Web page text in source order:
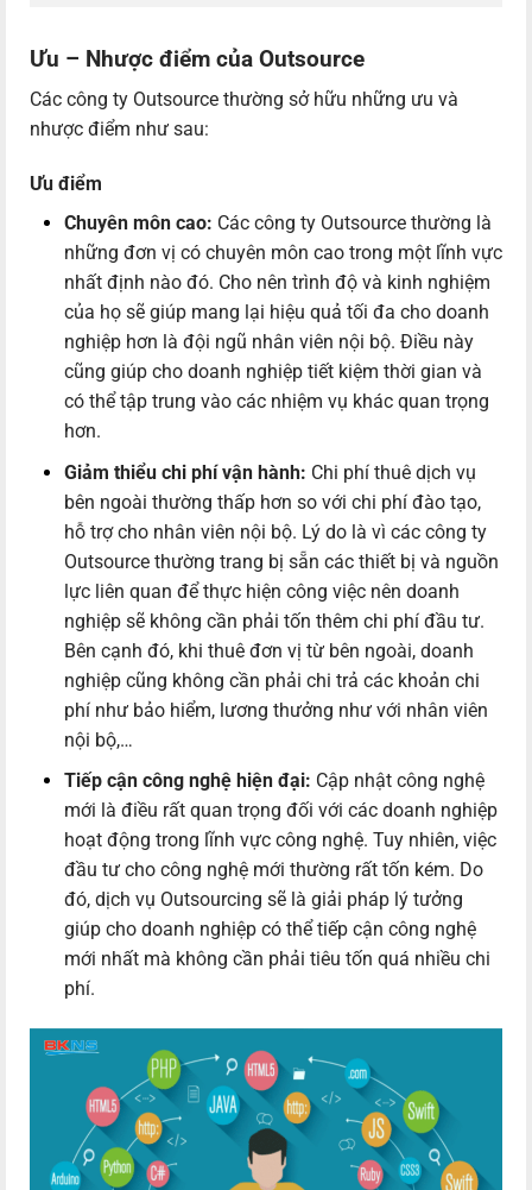
Ưu – Nhược điểm của Outsource
Các công ty Outsource thường sở hữu những ưu và
nhược điểm như sau:
Ưu điểm
Chuyên môn cao: Các công ty Outsource thường là
những đơn vị có chuyên môn cao trong một lĩnh vực
nhất định nào đó. Cho nên trình độ và kinh nghiệm
của họ sẽ giúp mang lại hiệu quả tối đa cho doanh
nghiệp hơn là đội ngũ nhân viên nội bộ. Điều này
cũng giúp cho doanh nghiệp tiết kiệm thời gian và
có thể tập trung vào các nhiệm vụ khác quan trọng
hơn.
Giảm thiểu chi phí vận hành: Chi phí thuê dịch vụ
bên ngoài thường thấp hơn so với chi phí đào tạo,
hỗ trợ cho nhân viên nội bộ. Lý do là vì các công ty
Outsource thường trang bị sẵn các thiết bị và nguồn
lực liên quan để thực hiện công việc nên doanh
nghiệp sẽ không cần phải tốn thêm chi phí đầu tư.
Bên cạnh đó, khi thuê đơn vị từ bên ngoài, doanh
nghiệp cũng không cần phải chi trả các khoản chi
phí như bảo hiểm, lương thưởng như với nhân viên
nội bộ,…
Tiếp cận công nghệ hiện đại: Cập nhật công nghệ
mới là điều rất quan trọng đối với các doanh nghiệp
hoạt động trong lĩnh vực công nghệ. Tuy nhiên, việc
đầu tư cho công nghệ mới thường rất tốn kém. Do
đó, dịch vụ Outsourcing sẽ là giải pháp lý tưởng
giúp cho doanh nghiệp có thể tiếp cận công nghệ
mới nhất mà không cần phải tiêu tốn quá nhiều chi
phí.